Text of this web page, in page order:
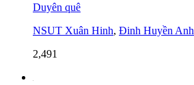
Duyên quê
NSUT Xuân Hinh, Đinh Huyền Anh
2,491